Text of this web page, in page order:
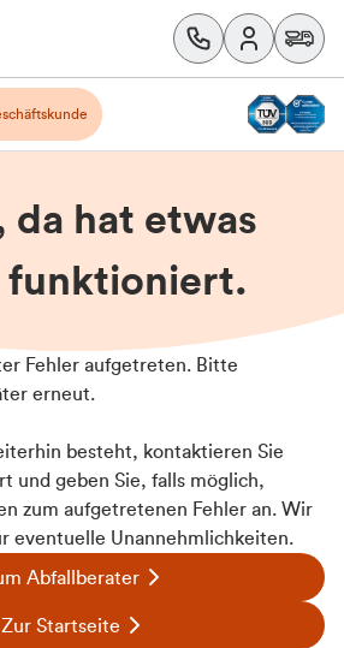
da hat etwas
funktioniert.
Fehler aufgetreten. Bitte
erneut.
besteht, kontaktieren Sie
und geben Sie, falls möglich,
zum aufgetretenen Fehler an. Wir
eventuelle Unannehmlichkeiten.
Abfallberater
Zur Startseite